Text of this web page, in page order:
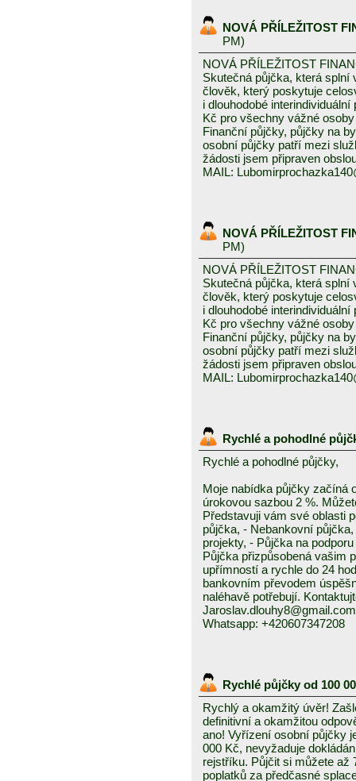
NOVÁ PŘÍLEŽITOST
PM)
NOVÁ PŘÍLEŽITOST
Skutečná půjčka, která
člověk, který poskytuje
i dlouhodobé
Kč pro všechny vážné
Finanční půjčky, půjčky na
osobní půjčky patří mezi
žádosti jsem připraven
MAIL:
NOVÁ PŘÍLEŽITOST
PM)
NOVÁ PŘÍLEŽITOST
Skutečná půjčka, která
člověk, který poskytuje
i dlouhodobé
Kč pro všechny vážné
Finanční půjčky, půjčky na
osobní půjčky patří mezi
žádosti jsem připraven
MAIL:
Rychlé a pohodlné
Rychlé a pohodlné půjčky,
Moje nabídka půjčky začíná
úrokovou sazbou 2 %.
Představuji vám své oblasti
půjčka, - Nebankovní
projekty, - Půjčka na
Půjčka přizpůsobená vašim
upřímností a rychle do 24
bankovním převodem
naléhavě potřebují.
Jaroslav.dlouhy8@gmail.com
Whatsapp: +420607347208
Rychlé půjčky od 100
Rychlý a okamžitý úvěr!
definitivní a okamžitou
ano! Vyřízení osobní půjčky
000 Kč, nevyžaduje
rejstříku. Půjčit si můžete až
poplatků za předčasné